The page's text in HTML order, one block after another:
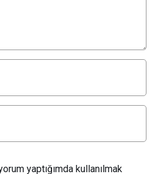
yaptığımda kullanılmak